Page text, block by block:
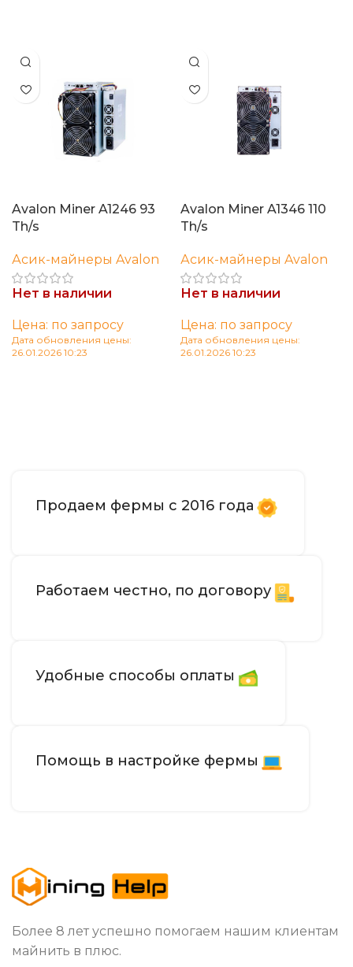
Avalon Miner A1246 93
Th/s
Асик-майнеры Avalon
Нет в наличии
Цена: по запросу
Дата обновления цены:
26.01.2026 10:23
Avalon Miner A1346 110
Th/s
Асик-майнеры Avalon
Нет в наличии
Цена: по запросу
Дата обновления цены:
26.01.2026 10:23
Продаем фермы с 2016 года
Работаем честно, по договору
Удобные способы оплаты
Помощь в настройке фермы
Более 8 лет успешно помогаем нашим клиентам
майнить в плюс.